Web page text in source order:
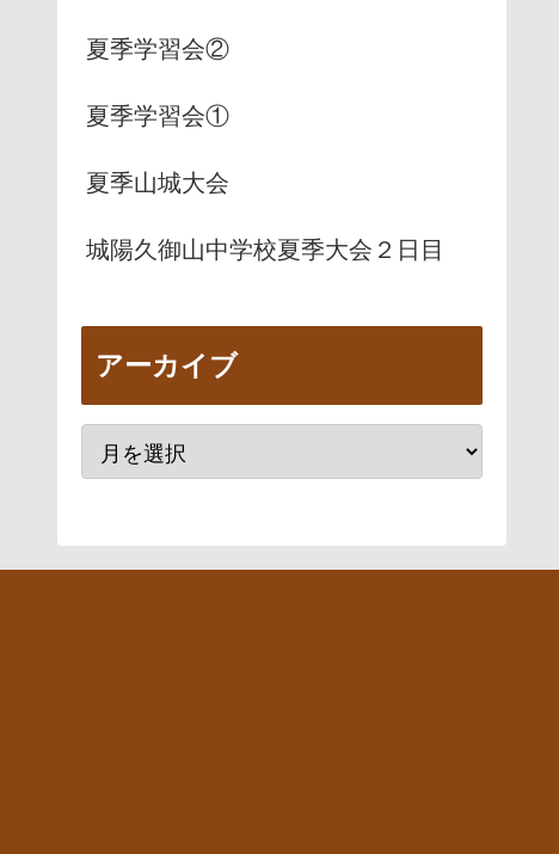
夏季学習会②
夏季学習会①
夏季山城大会
城陽久御山中学校夏季大会２日目
アーカイブ